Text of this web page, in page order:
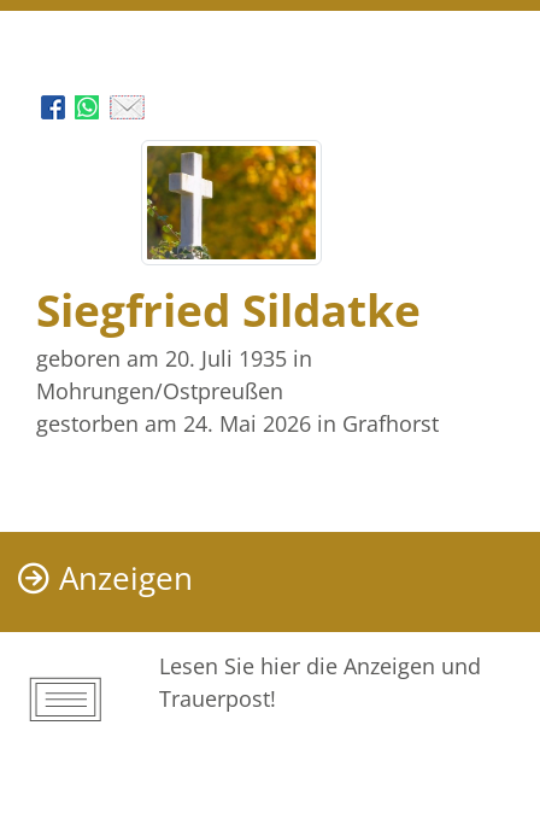
Siegfried Sildatke
geboren am 20. Juli 1935 in
Mohrungen/Ostpreußen
gestorben am 24. Mai 2026 in Grafhorst
Anzeigen
Lesen Sie hier die Anzeigen und
Trauerpost!